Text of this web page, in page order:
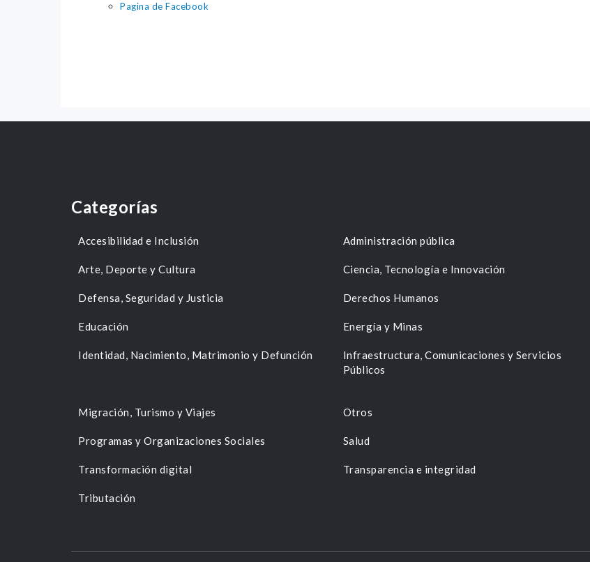
Pagina de Facebook
Categorías
Accesibilidad e Inclusión Administración pública
Arte, Deporte y Cultura Ciencia, Tecnología e Innovación
Defensa, Seguridad y Justicia Derechos Humanos
Educación Energía y Minas
Identidad, Nacimiento, Matrimonio y Defunción
Infraestructura, Comunicaciones y Servicios
Públicos
Migración, Turismo y Viajes Otros
Programas y Organizaciones Sociales Salud
Transformación digital Transparencia e integridad
Tributación